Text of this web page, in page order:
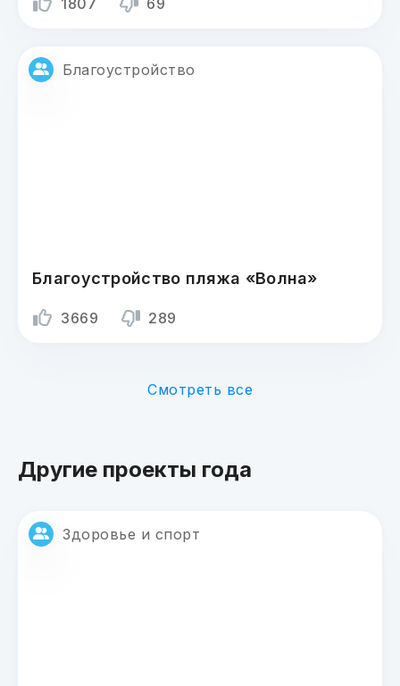
1807 69
Благоустройство
Благоустройство пляжа «Волна»
3669 289
Смотреть все
Другие проекты года
Здоровье и спорт